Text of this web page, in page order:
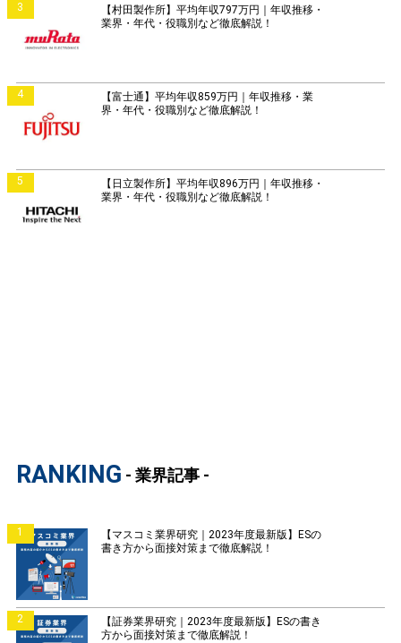
3
【村田製作所】平均年収797万円｜年収推移・
業界・年代・役職別など徹底解説！
4
【富士通】平均年収859万円｜年収推移・業
界・年代・役職別など徹底解説！
5
【日立製作所】平均年収896万円｜年収推移・
業界・年代・役職別など徹底解説！
RANKING - 業界記事 -
1
【マスコミ業界研究｜2023年度最新版】ESの
書き方から面接対策まで徹底解説！
2
【証券業界研究｜2023年度最新版】ESの書き
方から面接対策まで徹底解説！